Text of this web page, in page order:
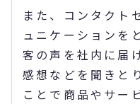
また、コンタクト
ュニケーションを
客の声を社内に届
感想などを聞きと
ことで商品やサー